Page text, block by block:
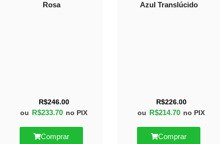
Rosa
R$246.00
ou R$233.70 no PIX
Comprar
Azul Translúcido
R$226.00
ou R$214.70 no PIX
Comprar